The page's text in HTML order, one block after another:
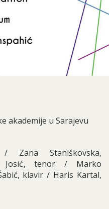
akademije u Sarajevu
Zana Staniškovska,
Josić, tenor / Marko
klavir / Haris Kartal,